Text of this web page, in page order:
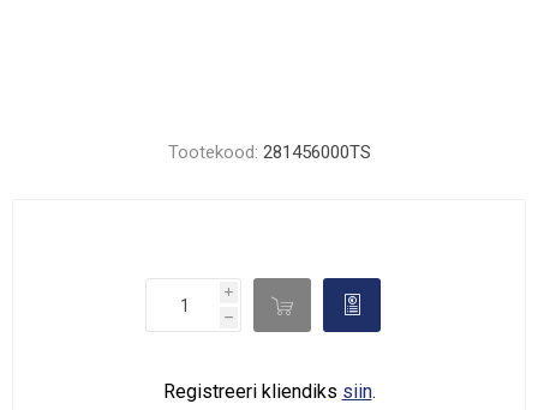
Tootekood: 281456000TS
i
h
d 
Registreeri kliendiks siin.